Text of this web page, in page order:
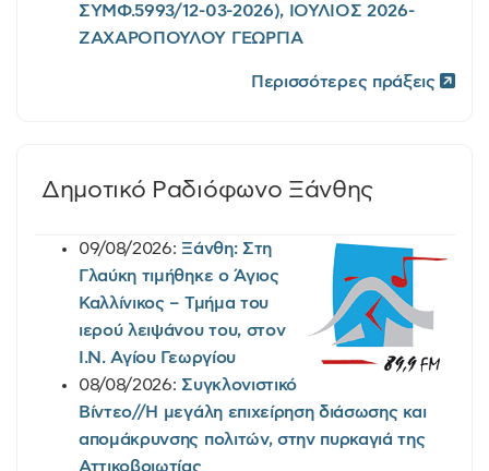
ΣΥΜΦ.5993/12-03-2026), ΙΟΥΛΙΟΣ 2026-
ΖΑΧΑΡΟΠΟΥΛΟΥ ΓΕΩΡΓΙΑ
Περισσότερες πράξεις
Δημοτικό Ραδιόφωνο Ξάνθης
09/08/2026: Ξάνθη: Στη
Γλαύκη τιμήθηκε ο Άγιος
Καλλίνικος – Τμήμα του
ιερού λειψάνου του, στον
Ι.Ν. Αγίου Γεωργίου
08/08/2026: Συγκλονιστικό
Βίντεο//Η μεγάλη επιχείρηση διάσωσης και
απομάκρυνσης πολιτών, στην πυρκαγιά της
Αττικοβοιωτίας